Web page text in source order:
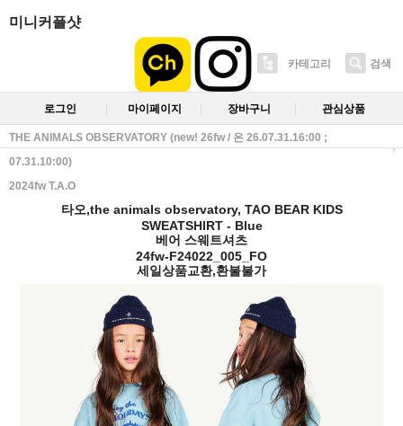
미니커플샷
카테고리 검색
로그인 마이페이지 장바구니 관심상품
THE ANIMALS OBSERVATORY (new! 26fw / 온 26.07.31.16:00 ;
07.31.10:00)
2024fw T.A.O
타오,the animals observatory, TAO BEAR KIDS
SWEATSHIRT - Blue
베어 스웨트셔츠
24fw-F24022_005_FO
세일상품교환,환불불가